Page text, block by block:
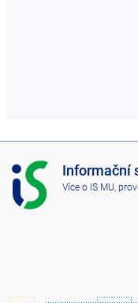
I
S
M
Informační
Více o IS MU ,